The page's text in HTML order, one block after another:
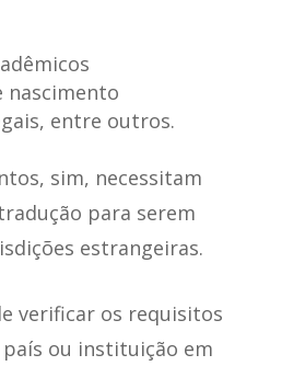
nascimento
entre outros.
sim, necessitam
para serem
estrangeiras.
verificar os requisitos
ou instituição em